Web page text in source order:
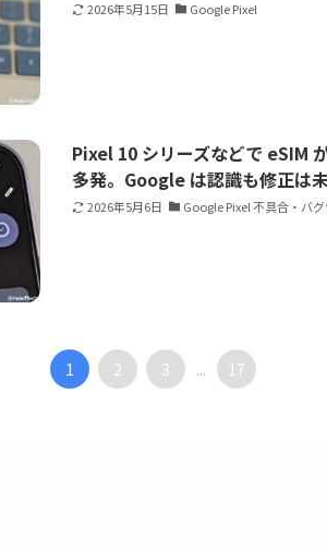
2026年5月15日 Google Pixel
Pixel 10 シリーズなどで eSIM
多発。Google は認識も修正は
2026年5月6日 Google Pixel 不具合・バ
1 2 3 ... 17